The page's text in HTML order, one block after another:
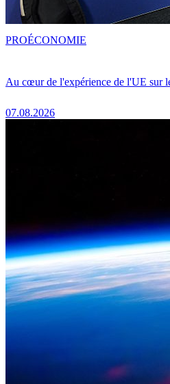
Au cœur de l'expérience de l'UE sur
07.08.2026
PROÉCONOMIE